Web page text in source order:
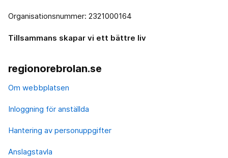
Organisationsnummer: 2321000164
Tillsammans skapar vi ett bättre liv
regionorebrolan.se
Om webbplatsen
Inloggning för anställda
Hantering av personuppgifter
Anslagstavla